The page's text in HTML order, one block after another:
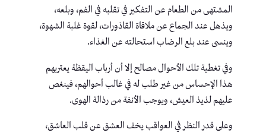
المشتهى من الطعام عن التفكير في تقلبه في الفم، وبلعه،
ويذهل عند الجماع عن ملاقاة القاذورات، لقوة غلبة الشهوة،
وينسى عند بلع الرضاب استحالته عن الغذاء.
وفي تغطية تلك الأحوال مصالح إلا أن أرباب اليقظة يعتريهم
هذا الإحساس من غير طلب له في غالب أحوالهم، فينغص
عليهم لذيذ العيش، ويوجب الأنفة من رذالة الهوى.
وعلى قدر النظر في العواقب يخف العشق عن قلب العاشق،